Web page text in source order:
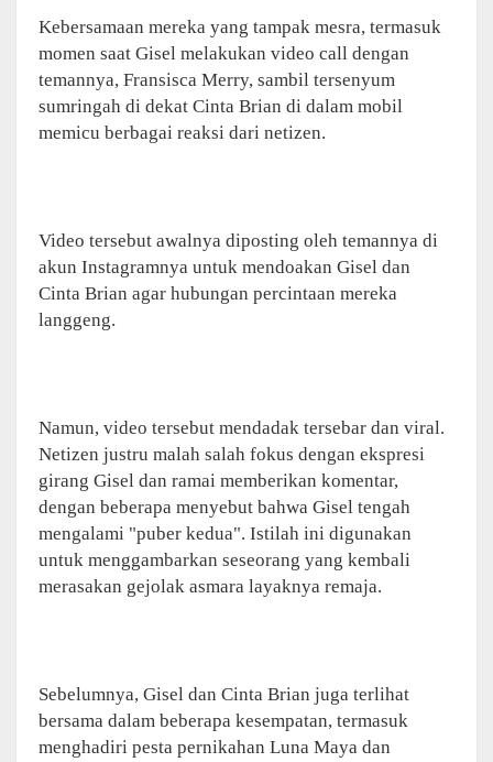
Kebersamaan mereka yang tampak mesra, termasuk
momen saat Gisel melakukan video call dengan
temannya, Fransisca Merry, sambil tersenyum
sumringah di dekat Cinta Brian di dalam mobil
memicu berbagai reaksi dari netizen.
Video tersebut awalnya diposting oleh temannya di
akun Instagramnya untuk mendoakan Gisel dan
Cinta Brian agar hubungan percintaan mereka
langgeng.
Namun, video tersebut mendadak tersebar dan viral.
Netizen justru malah salah fokus dengan ekspresi
girang Gisel dan ramai memberikan komentar,
dengan beberapa menyebut bahwa Gisel tengah
mengalami "puber kedua". Istilah ini digunakan
untuk menggambarkan seseorang yang kembali
merasakan gejolak asmara layaknya remaja.
Sebelumnya, Gisel dan Cinta Brian juga terlihat
bersama dalam beberapa kesempatan, termasuk
menghadiri pesta pernikahan Luna Maya dan